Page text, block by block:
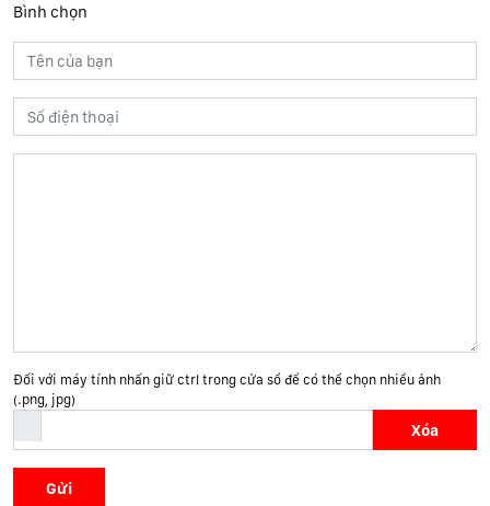
Bình chọn
Đối với máy tính nhấn giữ ctrl trong cửa sổ để có thể chọn nhiều ảnh
(.png, jpg)
Xóa
Gửi